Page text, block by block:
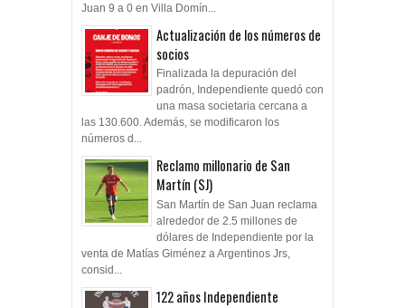
Juan 9 a 0 en Villa Domín...
Actualización de los números de
socios
Finalizada la depuración del
padrón, Independiente quedó con
una masa societaria cercana a
las 130.600. Además, se modificaron los
números d...
Reclamo millonario de San
Martín (SJ)
San Martín de San Juan reclama
alrededor de 2.5 millones de
dólares de Independiente por la
venta de Matías Giménez a Argentinos Jrs,
consid...
122 años Independiente